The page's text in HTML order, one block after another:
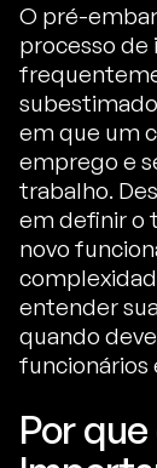
O pré-
processo de
em que um
emprego e
trabalho.
em definir o
novo
entender
quando
funcionários
Por